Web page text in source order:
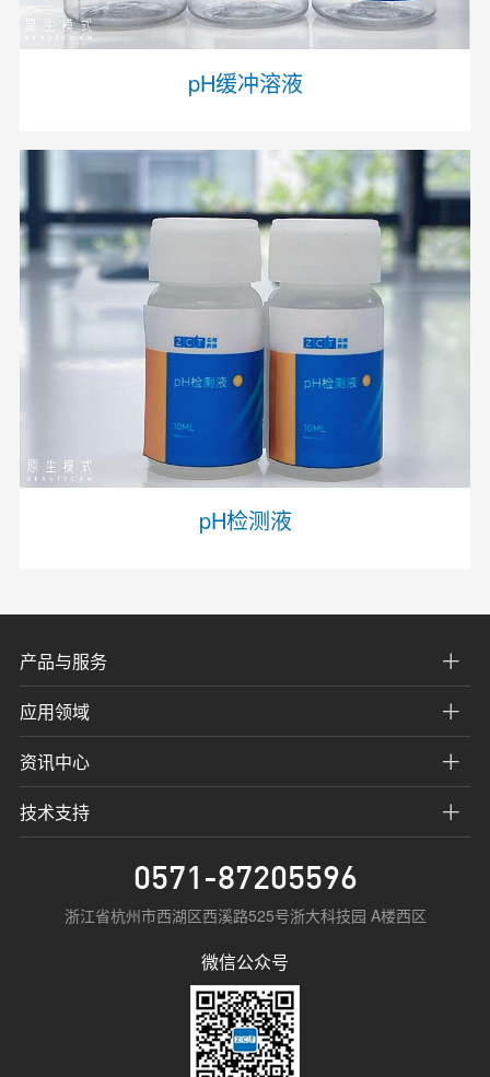
pH缓冲溶液
pH检测液
产品与服务
应用领域
资讯中心
技术支持
0571-87205596
浙江省杭州市西湖区西溪路525号浙大科技园 A楼西区
微信公众号